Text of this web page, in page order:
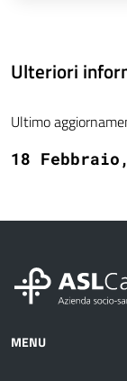
Ulteriori
Ultimo
18
MENU